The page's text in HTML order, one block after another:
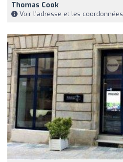
Thomas Cook
Voir l'adresse et les coordonnées